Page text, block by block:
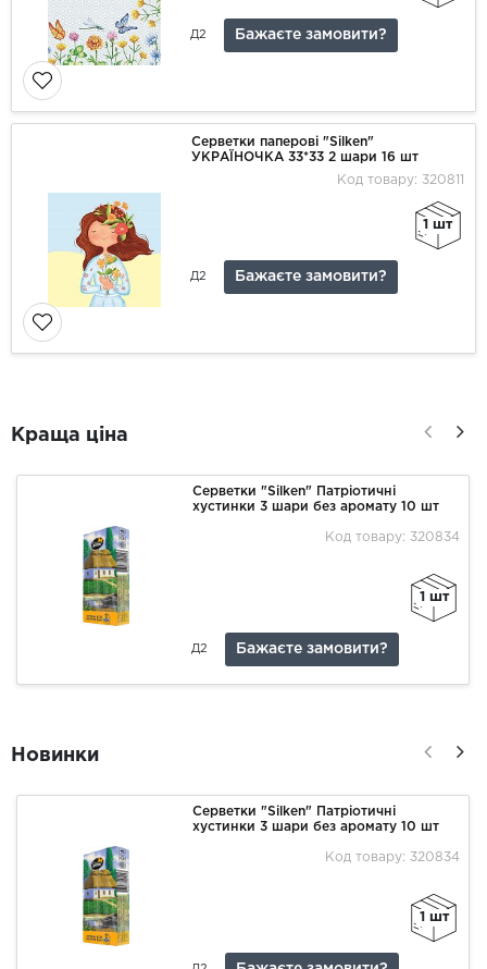
Д2 Бажаєте замовити?
Серветки паперові "Silken"
УКРАЇНОЧКА 33*33 2 шари 16 шт
Код товару: 320811
1 шт
Д2 Бажаєте замовити?
Краща ціна
Серветки "Silken" Патріотичні
хустинки 3 шари без аромату 10 шт
Код товару: 320834
1 шт
Д2 Бажаєте замовити?
Новинки
Серветки "Silken" Патріотичні
хустинки 3 шари без аромату 10 шт
Код товару: 320834
1 шт